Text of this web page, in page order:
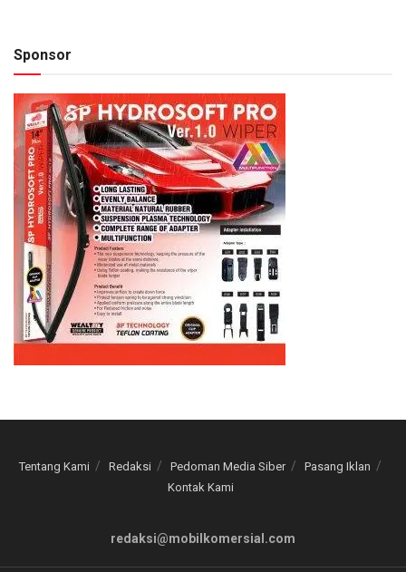
Sponsor
Tentang Kami Redaksi Pedoman Media Siber
Pasang Iklan
Kontak Kami
redaksi@mobilkomersial.com